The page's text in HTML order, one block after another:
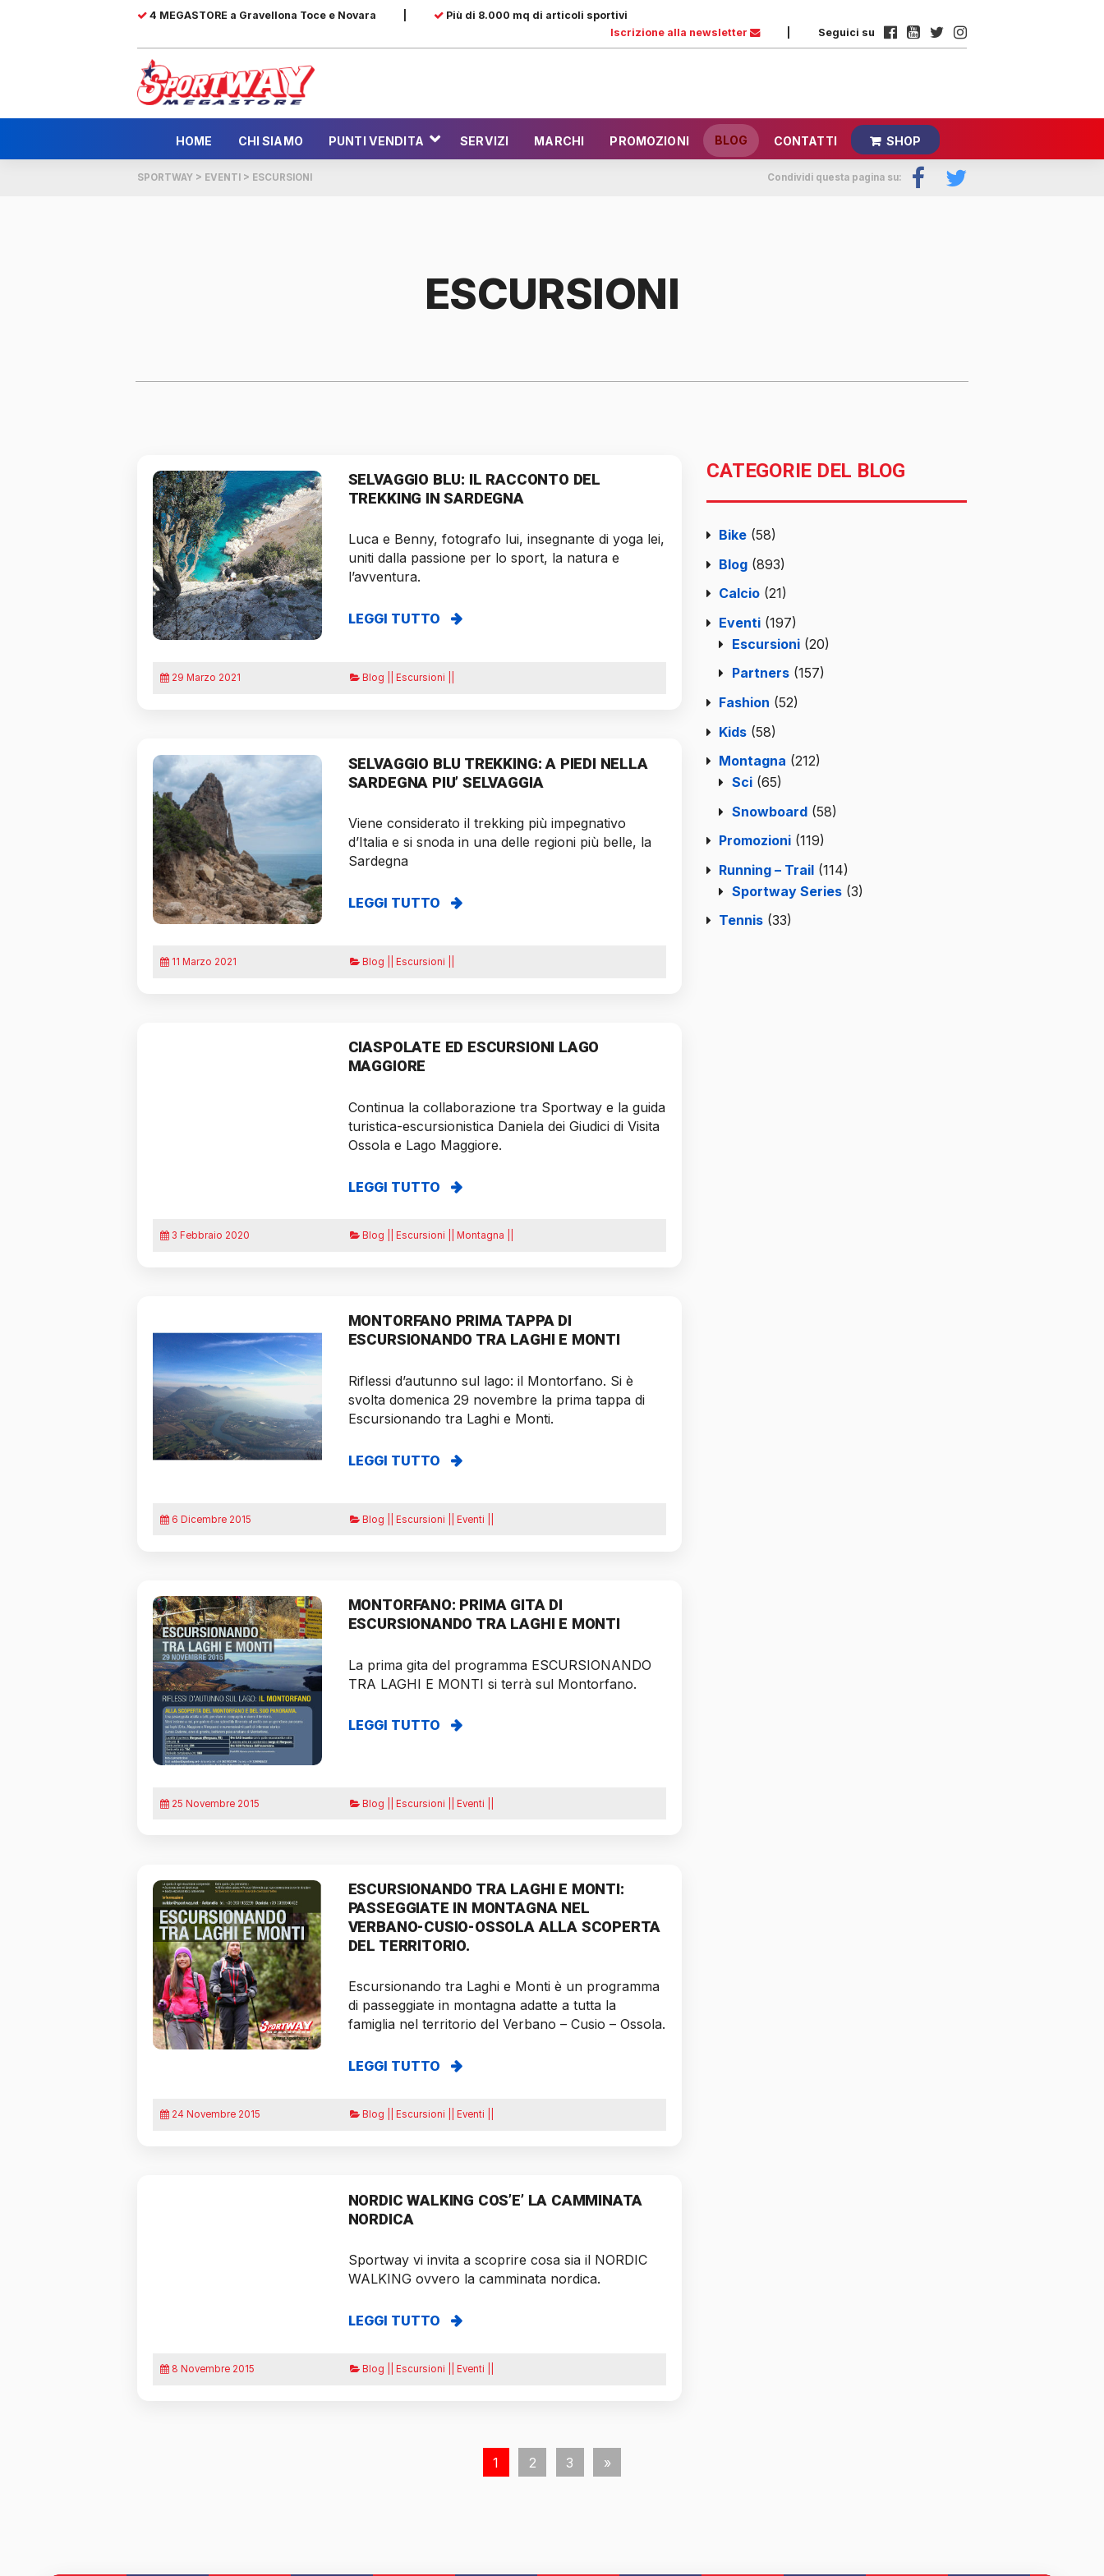
4 MEGASTORE a Gravellona Toce e Novara
Più di 8.000 mq di articoli sportivi
Iscrizione alla newsletter
Seguici su
HOME CHI SIAMO PUNTI VENDITA SERVIZI MARCHI PROMOZIONI BLOG CONTATTI SHOP
SPORTWAY > EVENTI > ESCURSIONI Condividi questa pagina su:
ESCURSIONI
SELVAGGIO BLU: IL RACCONTO DEL
TREKKING IN SARDEGNA
Luca e Benny, fotografo lui, insegnante di yoga lei,
uniti dalla passione per lo sport, la natura e
l’avventura.
LEGGI TUTTO
29 Marzo 2021 Blog || Escursioni ||
SELVAGGIO BLU TREKKING: A PIEDI NELLA
SARDEGNA PIU’ SELVAGGIA
Viene considerato il trekking più impegnativo
d’Italia e si snoda in una delle regioni più belle, la
Sardegna
LEGGI TUTTO
11 Marzo 2021 Blog || Escursioni ||
CIASPOLATE ED ESCURSIONI LAGO
MAGGIORE
Continua la collaborazione tra Sportway e la guida
turistica-escursionistica Daniela dei Giudici di Visita
Ossola e Lago Maggiore.
LEGGI TUTTO
3 Febbraio 2020 Blog || Escursioni || Montagna ||
MONTORFANO PRIMA TAPPA DI
ESCURSIONANDO TRA LAGHI E MONTI
Riflessi d’autunno sul lago: il Montorfano. Si è
svolta domenica 29 novembre la prima tappa di
Escursionando tra Laghi e Monti.
LEGGI TUTTO
6 Dicembre 2015 Blog || Escursioni || Eventi ||
MONTORFANO: PRIMA GITA DI
ESCURSIONANDO TRA LAGHI E MONTI
La prima gita del programma ESCURSIONANDO
TRA LAGHI E MONTI si terrà sul Montorfano.
LEGGI TUTTO
25 Novembre 2015 Blog || Escursioni || Eventi ||
ESCURSIONANDO TRA LAGHI E MONTI:
PASSEGGIATE IN MONTAGNA NEL
VERBANO-CUSIO-OSSOLA ALLA SCOPERTA
DEL TERRITORIO.
Escursionando tra Laghi e Monti è un programma
di passeggiate in montagna adatte a tutta la
famiglia nel territorio del Verbano – Cusio – Ossola.
LEGGI TUTTO
24 Novembre 2015 Blog || Escursioni || Eventi ||
NORDIC WALKING COS’E’ LA CAMMINATA
NORDICA
Sportway vi invita a scoprire cosa sia il NORDIC
WALKING ovvero la camminata nordica.
LEGGI TUTTO
8 Novembre 2015 Blog || Escursioni || Eventi ||
CATEGORIE DEL BLOG
Bike (58)
Blog (893)
Calcio (21)
Eventi (197)
Escursioni(20)
Partners(157)
Fashion (52)
Kids (58)
Montagna (212)
Sci(65)
Snowboard(58)
Promozioni (119)
Running – Trail (114)
Sportway Series(3)
Tennis (33)
1 2 3 »